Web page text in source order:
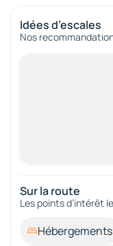
Idées d’escales
Nos
Sur la route
Les points d’intérêt
Hébergements